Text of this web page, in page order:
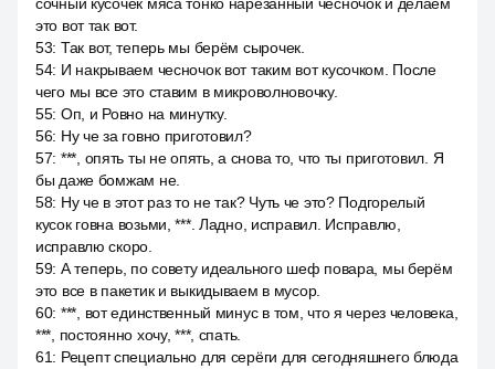
это вот так вот.
53: Так вот, теперь мы берём сырочек.
54: И накрываем чесночок вот таким вот кусочком. После
чего мы все это ставим в микроволновочку.
55: Оп, и Ровно на минутку.
56: Ну че за говно приготовил?
57: ***, опять ты не опять, а снова то, что ты приготовил. Я
бы даже бомжам не.
58: Ну че в этот раз то не так? Чуть че это? Подгорелый
кусок говна возьми, ***. Ладно, исправил. Исправлю,
исправлю скоро.
59: А теперь, по совету идеального шеф повара, мы берём
это все в пакетик и выкидываем в мусор.
60: ***, вот единственный минус в том, что я через человека,
***, постоянно хочу, ***, спать.
61: Рецепт специально для серёги для сегодняшнего блюда